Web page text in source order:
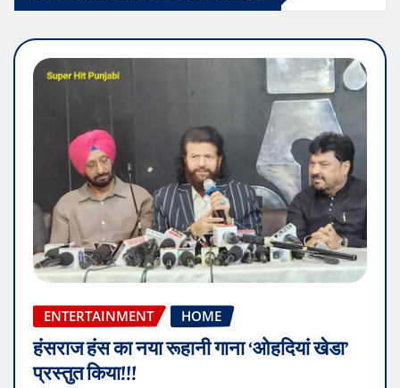
ENTERTAINMENT HOME
हंसराज हंस का नया रूहानी गाना ‘ओहदियां खेडा’
प्रस्तुत किया!!!